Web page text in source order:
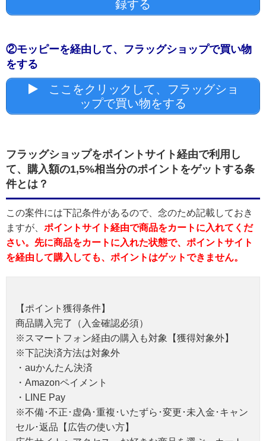
録する
②モッピーを経由して、フラッグショップで買い物
をする
ここをクリックして、フラッグショ
ップで買い物をする
フラッグショップをポイントサイト経由で利用し
て、購入額の1,5%相当分のポイントをゲットする条
件とは？
この案件には下記条件があるので、念のため記載しておき
ますが、 ポイントサイト経由で商品をカートに入れてくだ
さい。先に商品をカートに入れた状態で、ポイントサイト
を経由して購入しても、ポイントはゲットできません。
【ポイント獲得条件】
商品購入完了（入金確認必須）
※スマートフォン経由の購入も対象【獲得対象外】
※下記決済方法は対象外
・auかんたん決済
・Amazonペイメント
・LINE Pay
※不備･不正･虚偽･重複･いたずら･変更･未入金･キャン
セル･返品【広告の使い方】